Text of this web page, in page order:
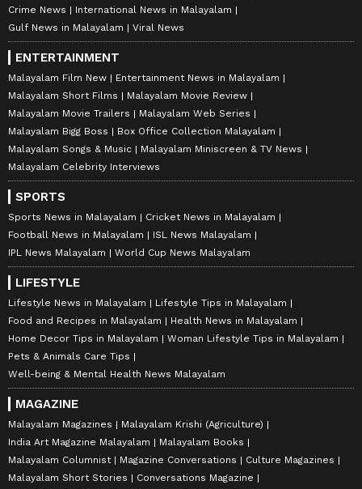
Crime News
International News in Malayalam
Gulf News in Malayalam
Viral News
ENTERTAINMENT
Malayalam Film New
Entertainment News in Malayalam
Malayalam Short Films
Malayalam Movie Review
Malayalam Movie Trailers
Malayalam Web Series
Malayalam Bigg Boss
Box Office Collection Malayalam
Malayalam Songs & Music
Malayalam Miniscreen & TV News
Malayalam Celebrity Interviews
SPORTS
Sports News in Malayalam
Cricket News in Malayalam
Football News in Malayalam
ISL News Malayalam
IPL News Malayalam
World Cup News Malayalam
LIFESTYLE
Lifestyle News in Malayalam
Lifestyle Tips in Malayalam
Food and Recipes in Malayalam
Health News in Malayalam
Home Decor Tips in Malayalam
Woman Lifestyle Tips in Malayalam
Pets & Animals Care Tips
Well-being & Mental Health News Malayalam
MAGAZINE
Malayalam Magazines
Malayalam Krishi (Agriculture)
India Art Magazine Malayalam
Malayalam Books
Malayalam Columnist
Magazine Conversations
Culture Magazines
Malayalam Short Stories
Conversations Magazine